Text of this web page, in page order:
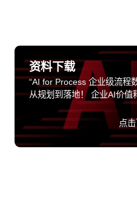
资料下载
“AI for Process 企业级流程
从规划到落地！ 企业AI价值
点